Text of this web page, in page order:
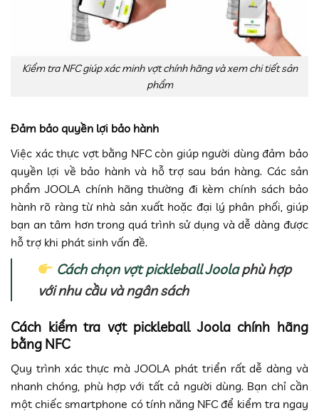
Kiểm tra NFC giúp xác minh vợt chính hãng và xem chi tiết sản
phẩm
Đảm bảo quyền lợi bảo hành
Việc xác thực vợt bằng NFC còn giúp người dùng đảm bảo
quyền lợi về bảo hành và hỗ trợ sau bán hàng. Các sản
phẩm JOOLA chính hãng thường đi kèm chính sách bảo
hành rõ ràng từ nhà sản xuất hoặc đại lý phân phối, giúp
bạn an tâm hơn trong quá trình sử dụng và dễ dàng được
hỗ trợ khi phát sinh vấn đề.
Cách chọn vợt pickleball Joolaphù hợp
với nhu cầu và ngân sách
Cách kiểm tra vợt pickleball Joola chính hãng
bằng NFC
Quy trình xác thực mà JOOLA phát triển rất dễ dàng và
nhanh chóng, phù hợp với tất cả người dùng. Bạn chỉ cần
một chiếc smartphone có tính năng NFC để kiểm tra ngay